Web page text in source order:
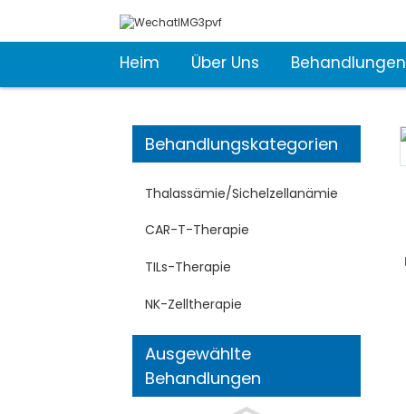
Heim Über Uns Behandlungen
Behandlungskategorien
Thalassämie/Sichelzellanämie
CAR-T-Therapie
TILs-Therapie
NK-Zelltherapie
Ausgewählte
Behandlungen